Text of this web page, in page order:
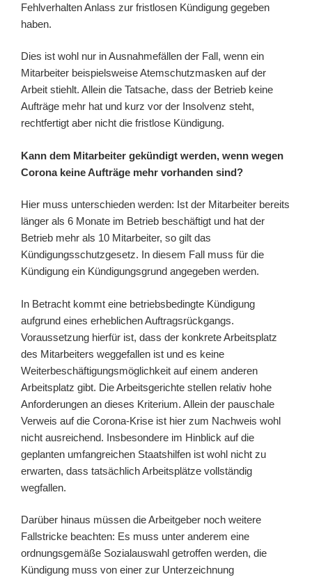
Fehlverhalten Anlass zur fristlosen Kündigung gegeben
haben.
Dies ist wohl nur in Ausnahmefällen der Fall, wenn ein
Mitarbeiter beispielsweise Atemschutzmasken auf der
Arbeit stiehlt. Allein die Tatsache, dass der Betrieb keine
Aufträge mehr hat und kurz vor der Insolvenz steht,
rechtfertigt aber nicht die fristlose Kündigung.
Kann dem Mitarbeiter gekündigt werden, wenn wegen
Corona keine Aufträge mehr vorhanden sind?
Hier muss unterschieden werden: Ist der Mitarbeiter bereits
länger als 6 Monate im Betrieb beschäftigt und hat der
Betrieb mehr als 10 Mitarbeiter, so gilt das
Kündigungsschutzgesetz. In diesem Fall muss für die
Kündigung ein Kündigungsgrund angegeben werden.
In Betracht kommt eine betriebsbedingte Kündigung
aufgrund eines erheblichen Auftragsrückgangs.
Voraussetzung hierfür ist, dass der konkrete Arbeitsplatz
des Mitarbeiters weggefallen ist und es keine
Weiterbeschäftigungsmöglichkeit auf einem anderen
Arbeitsplatz gibt. Die Arbeitsgerichte stellen relativ hohe
Anforderungen an dieses Kriterium. Allein der pauschale
Verweis auf die Corona-Krise ist hier zum Nachweis wohl
nicht ausreichend. Insbesondere im Hinblick auf die
geplanten umfangreichen Staatshilfen ist wohl nicht zu
erwarten, dass tatsächlich Arbeitsplätze vollständig
wegfallen.
Darüber hinaus müssen die Arbeitgeber noch weitere
Fallstricke beachten: Es muss unter anderem eine
ordnungsgemäße Sozialauswahl getroffen werden, die
Kündigung muss von einer zur Unterzeichnung